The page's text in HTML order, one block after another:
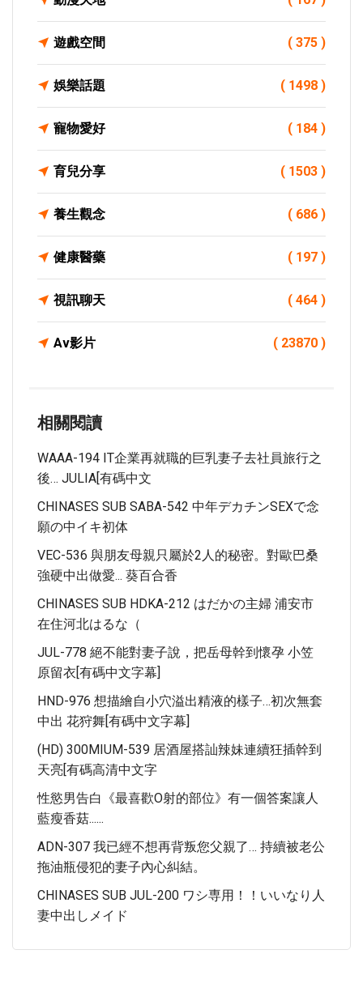
遊戲空間 ( 375 )
娛樂話題 ( 1498 )
寵物愛好 ( 184 )
育兒分享 ( 1503 )
養生觀念 ( 686 )
健康醫藥 ( 197 )
視訊聊天 ( 464 )
Av影片 ( 23870 )
相關閱讀
WAAA-194 IT企業再就職的巨乳妻子去社員旅行之
後… JULIA[有碼中文
CHINASES SUB SABA-542 中年デカチンSEXで念
願の中イキ初体
VEC-536 與朋友母親只屬於2人的秘密。對歐巴桑
強硬中出做愛... 葵百合香
CHINASES SUB HDKA-212 はだかの主婦 浦安市
在住河北はるな（
JUL-778 絕不能對妻子說，把岳母幹到懷孕 小笠
原留衣[有碼中文字幕]
HND-976 想描繪自小穴溢出精液的樣子…初次無套
中出 花狩舞[有碼中文字幕]
(HD) 300MIUM-539 居酒屋搭訕辣妹連續狂插幹到
天亮[有碼高清中文字
性慾男告白《最喜歡O射的部位》有一個答案讓人
藍瘦香菇......
ADN-307 我已經不想再背叛您父親了… 持續被老公
拖油瓶侵犯的妻子內心糾結。
CHINASES SUB JUL-200 ワシ専用！！いいなり人
妻中出しメイド